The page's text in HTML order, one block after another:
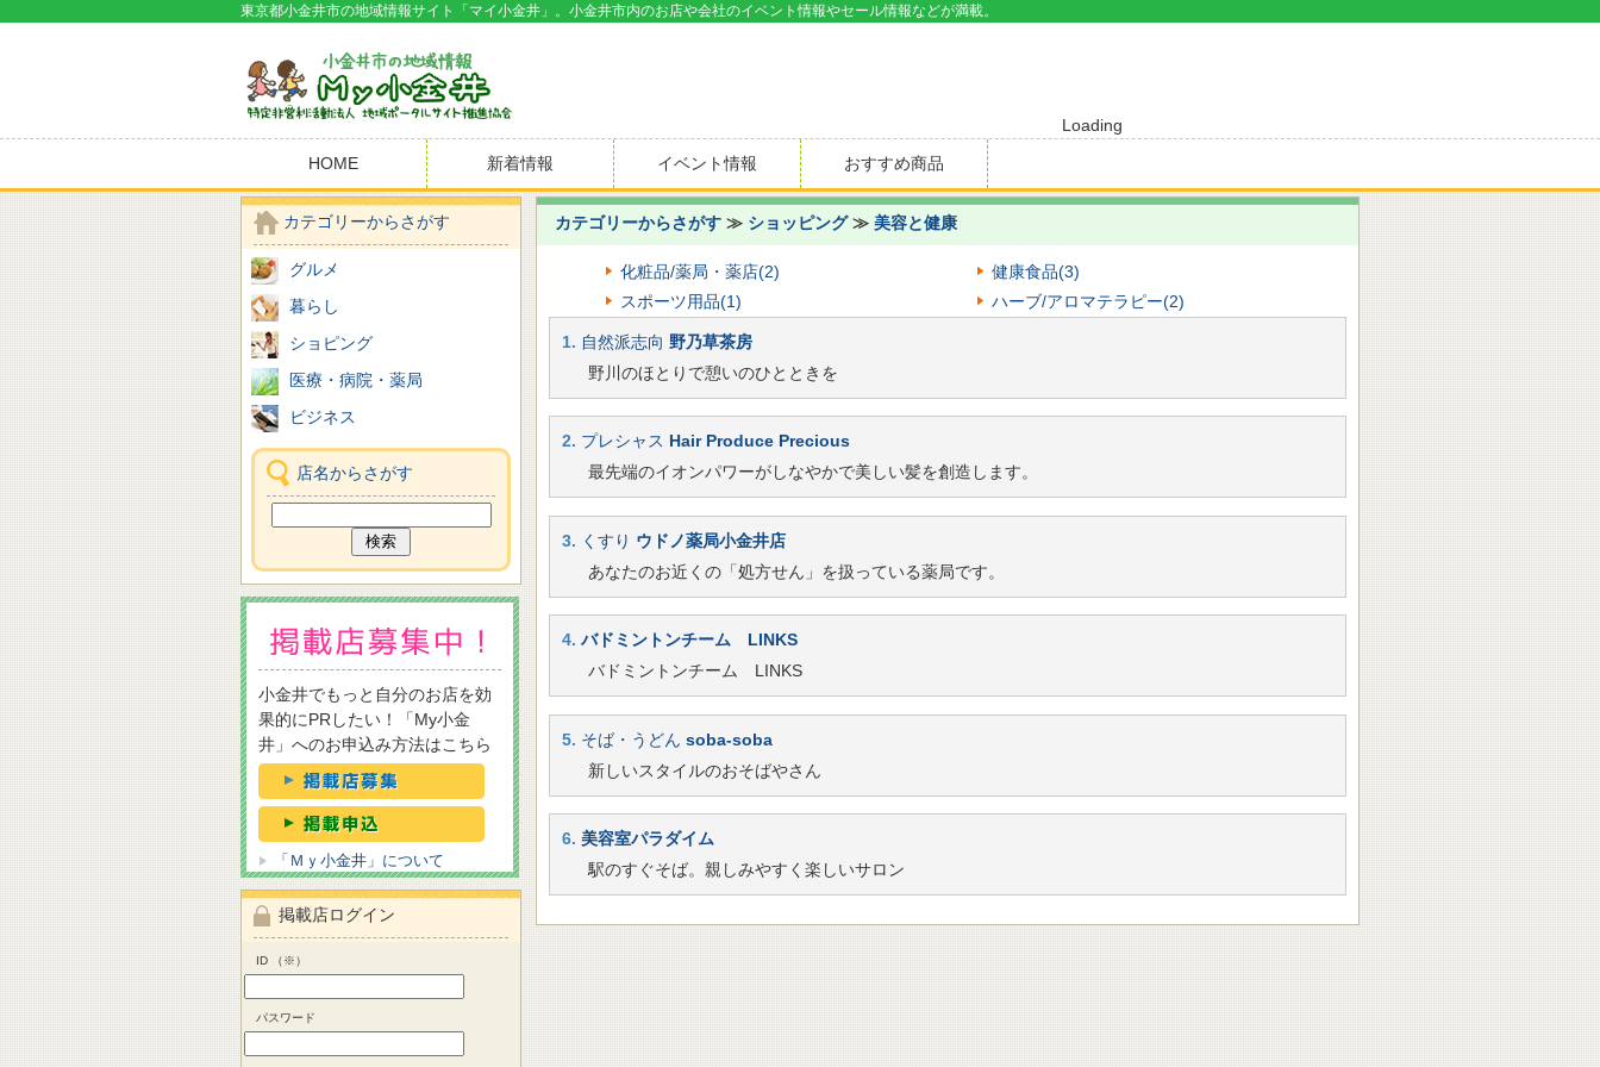
東京都小金井市の地域情報サイト「マイ小金井」。小金井市内のお店や会社のイベント情報やセール情報などが満載。
Loading
HOME
新着情報 イベント情報 おすすめ商品
カテゴリーからさがす ≫ ショッピング≫ 美容と健康
化粧品/薬局・薬店(2)
健康食品(3)
スポーツ用品(1)
ハーブ/アロマテラピー(2)
1. 自然派志向 野乃草茶房
野川のほとりで憩いのひとときを
2. プレシャス Hair Produce Precious
最先端のイオンパワーがしなやかで美しい髪を創造します。
3. くすり ウドノ薬局小金井店
あなたのお近くの「処方せん」を扱っている薬局です。
4. バドミントンチーム LINKS
バドミントンチーム LINKS
5. そば・うどん soba-soba
新しいスタイルのおそばやさん
6. 美容室パラダイム
駅のすぐそば。親しみやすく楽しいサロン
カテゴリーからさがす
グルメ
暮らし
ショピング
医療・病院・薬局
ビジネス
店名からさがす
小金井でもっと自分のお店を効
果的にPRしたい！「My小金
井」へのお申込み方法はこちら
「Ｍｙ小金井」について
掲載店ログイン
ID （※）
パスワード